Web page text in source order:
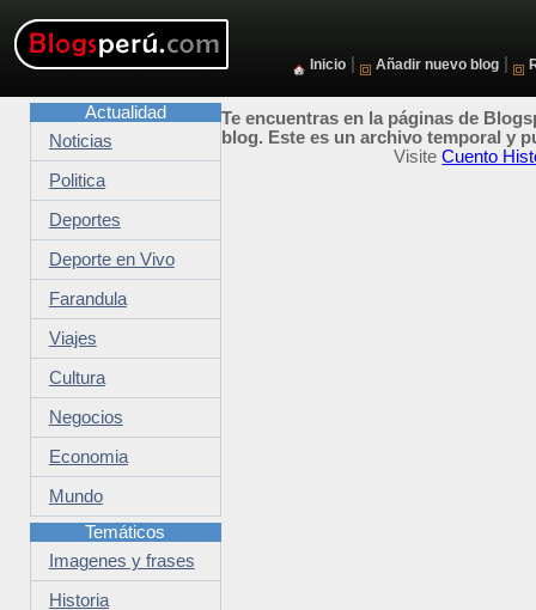
Inicio Añadir nuevo blog
Te encuentras en la páginas de
blog. Este es un archivo temporal y
VisiteCuento
Actualidad
Noticias
Politica
Deportes
Deporte en Vivo
Farandula
Viajes
Cultura
Negocios
Economia
Mundo
Temáticos
Imagenes y frases
Historia